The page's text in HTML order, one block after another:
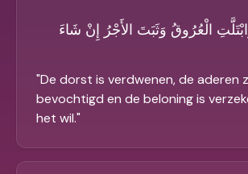
الْعُرُوقُ وَثَبَتَ الأَجْرُ إِنْ شَاءَ
"De dorst is verdwenen, de aderen
bevochtigd en de beloning is
het wil."